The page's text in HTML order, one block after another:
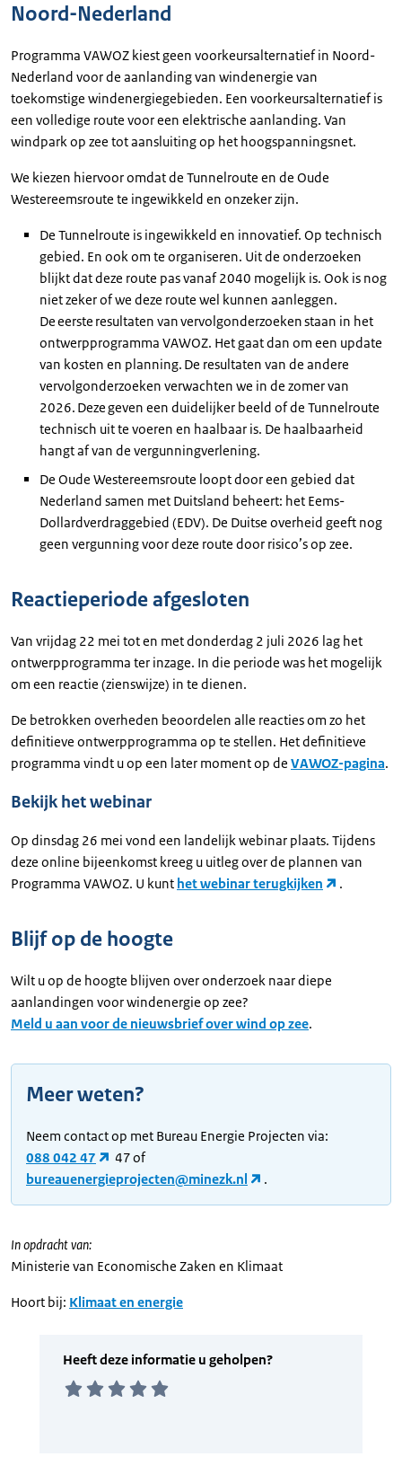
Noord-Nederland
Programma VAWOZ kiest geen voorkeursalternatief in Noord-
Nederland voor de aanlanding van windenergie van
toekomstige windenergiegebieden. Een voorkeursalternatief is
een volledige route voor een elektrische aanlanding. Van
windpark op zee tot aansluiting op het hoogspanningsnet.
We kiezen hiervoor omdat de Tunnelroute en de Oude
Westereemsroute te ingewikkeld en onzeker zijn.
De Tunnelroute is ingewikkeld en innovatief. Op technisch
gebied. En ook om te organiseren. Uit de onderzoeken
blijkt dat deze route pas vanaf 2040 mogelijk is. Ook is nog
niet zeker of we deze route wel kunnen aanleggen.
De eerste resultaten van vervolgonderzoeken staan in het
ontwerpprogramma VAWOZ. Het gaat dan om een update
van kosten en planning. De resultaten van de andere
vervolgonderzoeken verwachten we in de zomer van
2026. Deze geven een duidelijker beeld of de Tunnelroute
technisch uit te voeren en haalbaar is. De haalbaarheid
hangt af van de vergunningverlening.
De Oude Westereemsroute loopt door een gebied dat
Nederland samen met Duitsland beheert: het Eems-
Dollardverdraggebied (EDV). De Duitse overheid geeft nog
geen vergunning voor deze route door risico’s op zee.
Reactieperiode afgesloten
Van vrijdag 22 mei tot en met donderdag 2 juli 2026 lag het
ontwerpprogramma ter inzage. In die periode was het mogelijk
om een reactie (zienswijze) in te dienen.
De betrokken overheden beoordelen alle reacties om zo het
definitieve ontwerpprogramma op te stellen. Het definitieve
programma vindt u op een later moment op de VAWOZ-pagina.
Bekijk het webinar
Op dinsdag 26 mei vond een landelijk webinar plaats. Tijdens
deze online bijeenkomst kreeg u uitleg over de plannen van
Programma VAWOZ. U kunt het webinar terugkijken .
Blijf op de hoogte
Wilt u op de hoogte blijven over onderzoek naar diepe
aanlandingen voor windenergie op zee?
Meld u aan voor de nieuwsbrief over wind op zee.
Meer weten?
Neem contact op met Bureau Energie Projecten via:
088 042 47
47 of
bureauenergieprojecten@minezk.nl
.
In opdracht van:
Ministerie van Economische Zaken en Klimaat
Hoort bij: Klimaat en energie